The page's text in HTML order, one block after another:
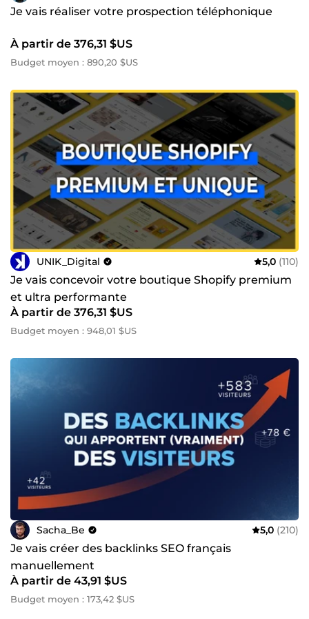
Je vais réaliser votre prospection téléphonique
À partir de 376,31 $US
Budget moyen : 890,20 $US
UNIK_Digital 5,0 (110)
Je vais concevoir votre boutique Shopify premium
et ultra performante
À partir de 376,31 $US
Budget moyen : 948,01 $US
Sacha_Be 5,0 (210)
Je vais créer des backlinks SEO français
manuellement
À partir de 43,91 $US
Budget moyen : 173,42 $US